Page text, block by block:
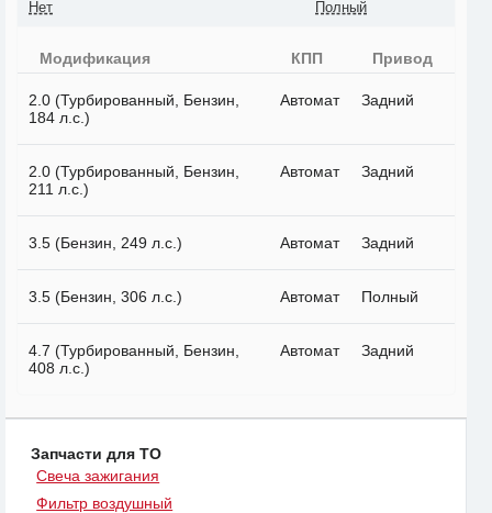
Нет
Полный
Модификация КПП Привод
2.0 (Турбированный, Бензин,
184 л.с.)
Автомат Задний
2.0 (Турбированный, Бензин,
211 л.с.)
Автомат Задний
3.5 (Бензин, 249 л.с.) Автомат Задний
3.5 (Бензин, 306 л.с.) Автомат Полный
4.7 (Турбированный, Бензин,
408 л.с.)
Автомат Задний
Запчасти для ТО
Свеча зажигания
Фильтр воздушный